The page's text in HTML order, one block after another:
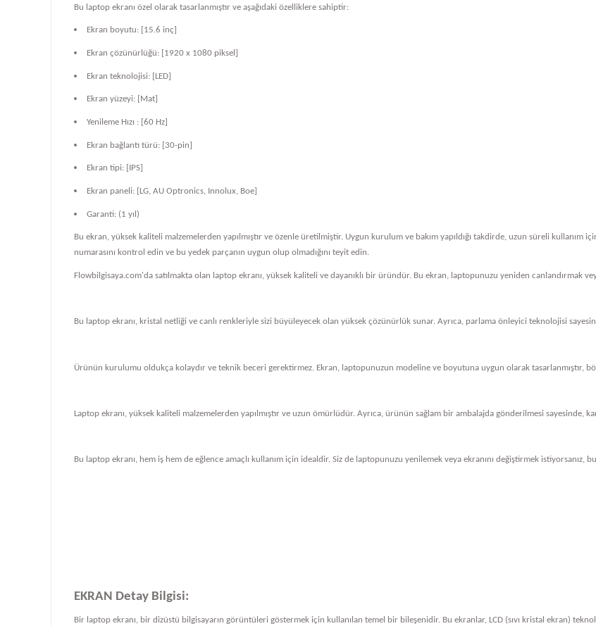
Bu laptop ekranı özel olarak tasarlanmıştır ve aşağıdaki özelliklere sahiptir:
Ekran boyutu: [15.6 inç]
Ekran çözünürlüğü: [1920 x 1080 piksel]
Ekran teknolojisi: [LED]
Ekran yüzeyi: [Mat]
Yenileme Hızı : [60 Hz]
Ekran bağlantı türü: [30-pin]
Ekran tipi: [IPS]
Ekran paneli: [LG, AU Optronics, Innolux, Boe]
Garanti: (1 yıl)
Bu ekran, yüksek kaliteli malzemelerden yapılmıştır ve özenle üretilmiştir. Uygun kurulum ve bakım yapıldığı takdirde, uzun süreli kullanım
numarasını kontrol edin ve bu yedek parçanın uygun olup olmadığını teyit edin.
Flowbilgisaya.com'da satılmakta olan laptop ekranı, yüksek kaliteli ve dayanıklı bir üründür. Bu ekran, laptopunuzu yeniden canlandırmak
Bu laptop ekranı, kristal netliği ve canlı renkleriyle sizi büyüleyecek olan yüksek çözünürlük sunar. Ayrıca, parlama önleyici teknolojisi
Ürünün kurulumu oldukça kolaydır ve teknik beceri gerektirmez. Ekran, laptopunuzun modeline ve boyutuna uygun olarak tasarlanmıştır,
Laptop ekranı, yüksek kaliteli malzemelerden yapılmıştır ve uzun ömürlüdür. Ayrıca, ürünün sağlam bir ambalajda gönderilmesi sayesinde,
Bu laptop ekranı, hem iş hem de eğlence amaçlı kullanım için idealdir. Siz de laptopunuzu yenilemek veya ekranını değiştirmek istiyorsanız,
EKRAN Detay Bilgisi:
Bir laptop ekranı, bir dizüstü bilgisayarın görüntüleri göstermek için kullanılan temel bir bileşenidir. Bu ekranlar, LCD (sıvı kristal ekran)